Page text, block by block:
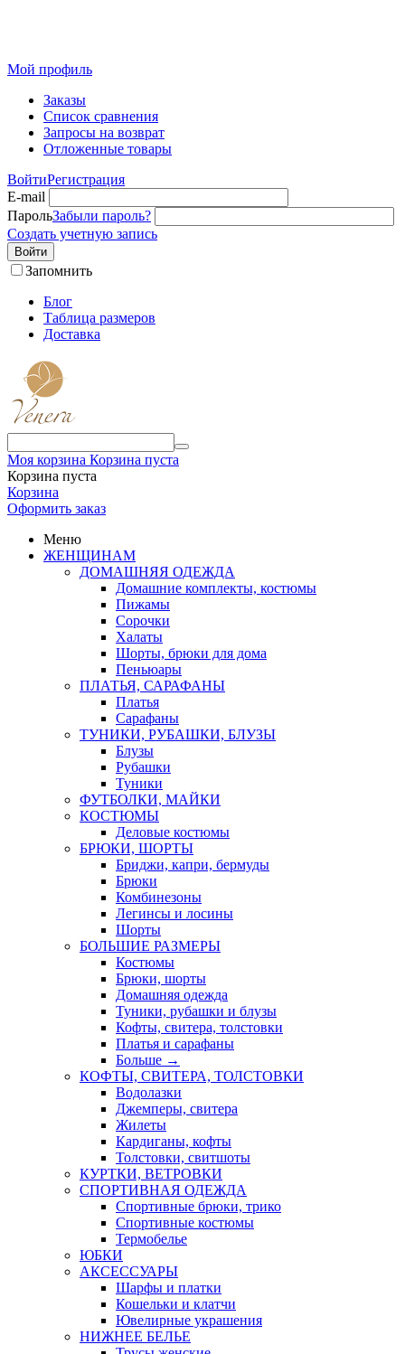
Мой профиль
Заказы
Список сравнения
Запросы на возврат
Отложенные товары
ВойтиРегистрация
E-mail
ПарольЗабыли пароль?
Создать учетную запись
Войти
Запомнить
Блог
Таблица размеров
Доставка
Моя корзина Корзина пуста
Корзина пуста
Корзина
Оформить заказ
Меню
ЖЕНЩИНАМ
ДОМАШНЯЯ ОДЕЖДА
Домашние комплекты, костюмы
Пижамы
Сорочки
Халаты
Шорты, брюки для дома
Пеньюары
ПЛАТЬЯ, САРАФАНЫ
Платья
Сарафаны
ТУНИКИ, РУБАШКИ, БЛУЗЫ
Блузы
Рубашки
Туники
ФУТБОЛКИ, МАЙКИ
КОСТЮМЫ
Деловые костюмы
БРЮКИ, ШОРТЫ
Бриджи, капри, бермуды
Брюки
Комбинезоны
Легинсы и лосины
Шорты
БОЛЬШИЕ РАЗМЕРЫ
Костюмы
Брюки, шорты
Домашняя одежда
Туники, рубашки и блузы
Кофты, свитера, толстовки
Платья и сарафаны
Больше →
КОФТЫ, СВИТЕРА, ТОЛСТОВКИ
Водолазки
Джемперы, свитера
Жилеты
Кардиганы, кофты
Толстовки, свитшоты
КУРТКИ, ВЕТРОВКИ
СПОРТИВНАЯ ОДЕЖДА
Спортивные брюки, трико
Спортивные костюмы
Термобелье
ЮБКИ
AКСЕССУАРЫ
Шарфы и платки
Кошельки и клатчи
Ювелирные украшения
НИЖНЕЕ БЕЛЬЕ